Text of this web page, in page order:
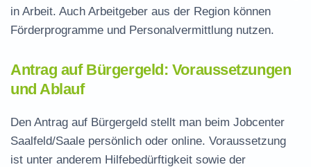
in Arbeit. Auch Arbeitgeber aus der Region können
Förderprogramme und Personalvermittlung nutzen.
Antrag auf Bürgergeld: Voraussetzungen
und Ablauf
Den Antrag auf Bürgergeld stellt man beim Jobcenter
Saalfeld/Saale persönlich oder online. Voraussetzung
ist unter anderem Hilfebedürftigkeit sowie der